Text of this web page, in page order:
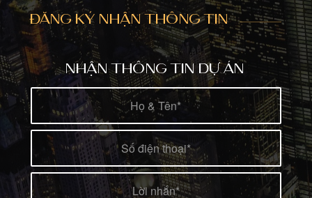
ĐĂNG KÝ NHẬN THÔNG TIN
NHẬN THÔNG TIN DỰ ÁN